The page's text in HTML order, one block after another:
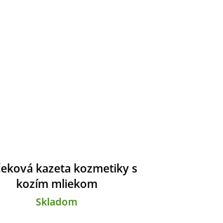
kazeta kozmetiky s
kozím mliekom
Skladom